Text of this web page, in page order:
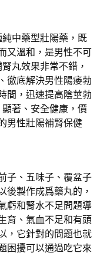
中藥型壯陽藥，既
又溫和，是男性不可
丸效果非常不錯，
徹底解決男性陽痿勃
間，迅速提高陰莖勃
著、安全健康，價
男性壯陽補腎保健
子、五味子、覆盆子
後製作成爲藥丸的，
虧和腎水不足問題導
育、氣血不足和有頭
，它針對的問題也就
困擾可以通過吃它來